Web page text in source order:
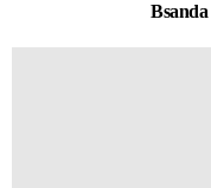
Bsanda